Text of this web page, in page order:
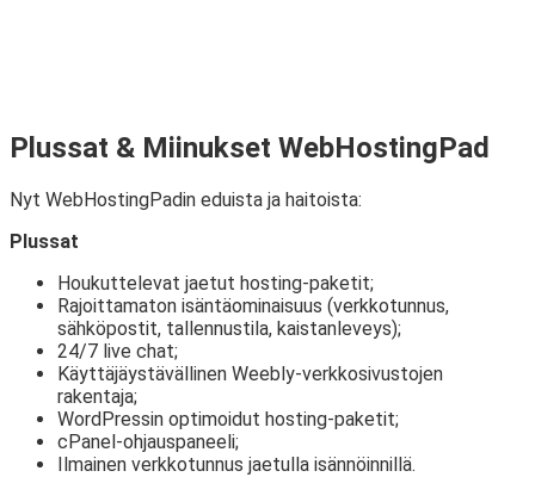
Plussat & Miinukset WebHostingPad
Nyt WebHostingPadin eduista ja haitoista:
Plussat
Houkuttelevat jaetut hosting-paketit;
Rajoittamaton isäntäominaisuus (verkkotunnus,
sähköpostit, tallennustila, kaistanleveys);
24/7 live chat;
Käyttäjäystävällinen Weebly-verkkosivustojen
rakentaja;
WordPressin optimoidut hosting-paketit;
cPanel-ohjauspaneeli;
Ilmainen verkkotunnus jaetulla isännöinnillä.